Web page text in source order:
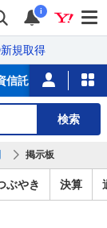
i
規取得
信託 ニュース
検索
掲示板
ぶやき 決算